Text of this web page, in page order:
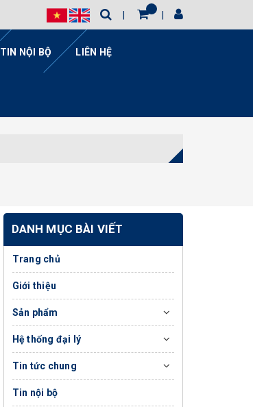
TIN NỘI BỘ LIÊN HỆ
DANH MỤC BÀI VIẾT
Trang chủ
Giới thiệu
Sản phẩm
Hệ thống đại lý
Tin tức chung
Tin nội bộ